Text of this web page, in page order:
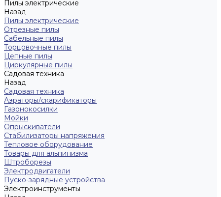
Пилы электрические
Назад
Пилы электрические
Отрезные пилы
Сабельные пилы
Торцовочные пилы
Цепные пилы
Циркулярные пилы
Садовая техника
Назад
Садовая техника
Аэраторы/скарификаторы
Газонокосилки
Мойки
Опрыскиватели
Стабилизаторы напряжения
Тепловое оборудование
Товары для альпинизма
Штроборезы
Электродвигатели
Пуско-зарядные устройства
Электроинструменты